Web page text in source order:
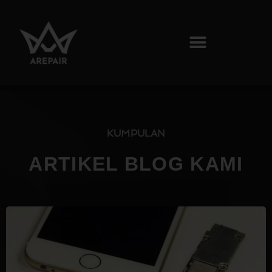
KUMPULAN
ARTIKEL BLOG KAMI